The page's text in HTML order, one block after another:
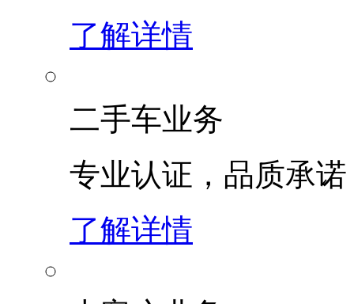
了解详情
二手车业务
专业认证，品质承诺
了解详情